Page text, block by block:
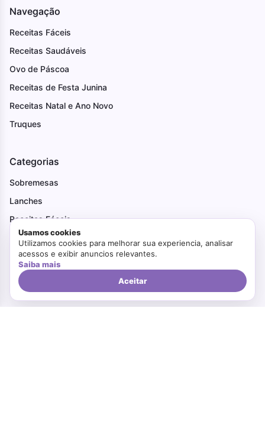
Navegação
Receitas Fáceis
Receitas Saudáveis
Ovo de Páscoa
Receitas de Festa Junina
Receitas Natal e Ano Novo
Truques
Categorias
Sobremesas
Lanches
Receitas Fáceis
Pães
Receitas Natal e Ano Novo
Receitas de Festa Junina
Tortas
Usamos cookies
Utilizamos cookies para melhorar sua experiencia, analisar
acessos e exibir anuncios relevantes.
Saiba mais
Aceitar